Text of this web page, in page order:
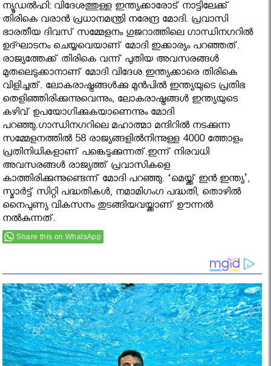
ന്യൂഡല്‍ഹി: വിദേശത്തുള്ള ഇന്ത്യക്കാരോട് നാട്ടിലേക്ക്
തിരികെ വരാൻ പ്രധാനമന്ത്രി നരേന്ദ്ര മോദി. പ്രവാസി
ഭാരതീയ ദിവസ് സമ്മേളനം ഗുജറാത്തിലെ ഗാന്ധിനഗറില്‍
ഉദ്ഘാടനം ചെയ്യവെയാണ് മോദി ഇക്കാര്യം പറഞ്ഞത്.
രാജ്യത്തേക്ക് തിരികെ വന്ന് പുതിയ അവസരങ്ങള്‍
മുതലെടുക്കാനാണ് മോദി വിദേശ ഇന്ത്യക്കാരെ തിരികെ
വിളിച്ചത്. ലോകരാഷ്ട്രങ്ങള്‍ക്കു മുന്‍പില്‍ ഇന്ത്യയുടെ പ്രതിഭ
തെളിഞ്ഞിരിക്കുന്നുവെന്നും, ലോകരാഷ്ട്രങ്ങള്‍ ഇന്ത്യയുടെ
കഴിവ് ഉപയോഗിക്കുകയാണെന്നും മോദി
പറഞ്ഞു.ഗാന്ധിനഗറിലെ മഹാത്മാ മന്ദിറില്‍ നടക്കുന്ന
സമ്മേളനത്തില്‍ 58 രാജ്യങ്ങളില്‍നിന്നുള്ള 4000 ത്തോളം
പ്രതിനിധികളാണ് പങ്കെടുക്കുന്നത്.ഇന്ന് നിരവധി
അവസരങ്ങള്‍ രാജ്യത്ത് പ്രവാസികളെ
കാത്തിരിക്കുന്നുണ്ടെന്ന് മോദി പറഞ്ഞു. ‘മെയ്ക്ക് ഇന്‍ ഇന്ത്യ’,
സ്മാര്‍ട്ട് സിറ്റി പദ്ധതികള്‍, നമാമിഗംഗ പദ്ധതി, തൊഴില്‍
നൈപുണ്യ വികസനം തുടങ്ങിയവയ്ക്കാണ് ഊന്നല്‍
നല്‍കുന്നത്.
Share this on WhatsApp